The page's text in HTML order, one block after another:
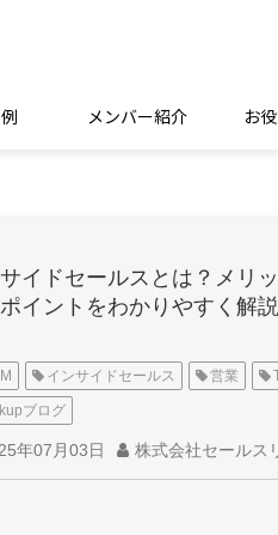
メンバー紹介 お
イドセールスとは？メリ
イントをわかりやすく解説
インサイドセールス 営業
ブログ
年07月03日 株式会社セールス